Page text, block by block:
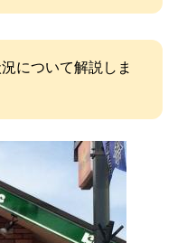
について解説しま